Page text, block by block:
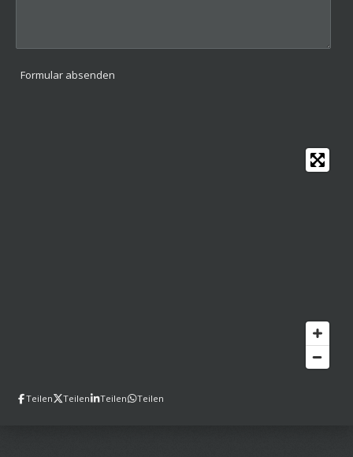
Formular absenden
Teilen Teilen Teilen Teilen